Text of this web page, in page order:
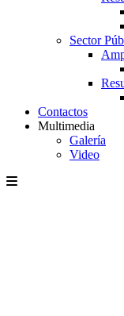
Sector
Contactos
Multimedia
Galería
Video